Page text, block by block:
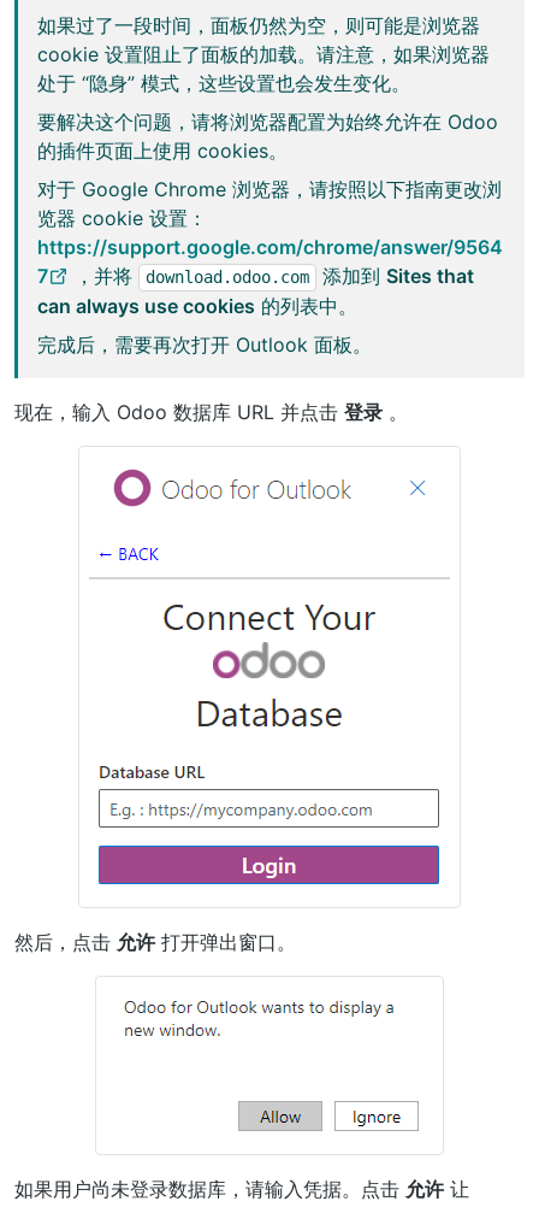
如果过了一段时间，面板仍然为空，则可能是浏览器
cookie 设置阻止了面板的加载。请注意，如果浏览器
处于 “隐身” 模式，这些设置也会发生变化。
要解决这个问题，请将浏览器配置为始终允许在 Odoo
的插件页面上使用 cookies。
对于 Google Chrome 浏览器，请按照以下指南更改浏
览器 cookie 设置：
https://support.google.com/chrome/answer/9564
7
，并将 download.odoo.com 添加到 Sites that
can always use cookies 的列表中。
完成后，需要再次打开 Outlook 面板。
现在，输入 Odoo 数据库 URL 并点击 登录 。
然后，点击 允许 打开弹出窗口。
如果用户尚未登录数据库，请输入凭据。点击 允许 让